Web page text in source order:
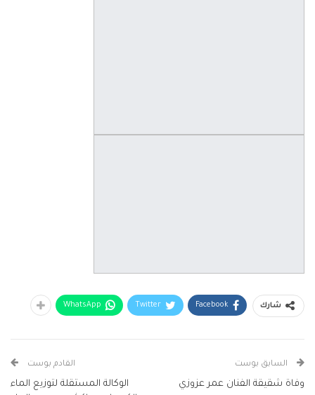
شارك Facebook
Twitter
WhatsApp
السابق بوست
وفاة شقيقة الفنان عمر عزوزي
القادم بوست
الوكالة المستقلة لتوزيع الماء